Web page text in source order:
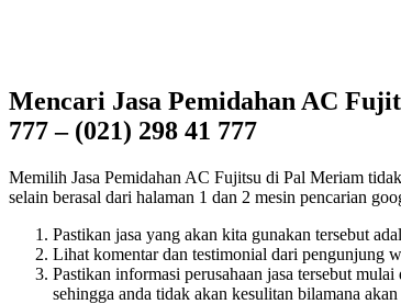
Mencari Jasa Pemidahan AC
777 – (021) 298 41 777
Memilih Jasa Pemidahan AC Fujitsu di Pal Meriam
selain berasal dari halaman 1 dan 2 mesin pencarian
Pastikan jasa yang akan kita gunakan tersebut
Lihat komentar dan testimonial dari pengunjung
Pastikan informasi perusahaan jasa tersebut
sehingga anda tidak akan kesulitan bilamana